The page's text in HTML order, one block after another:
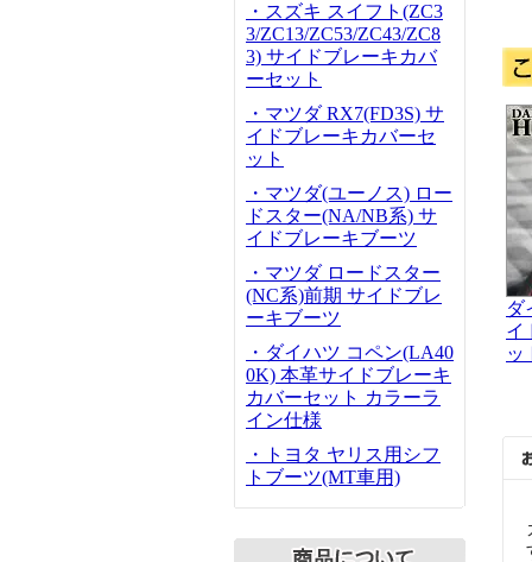
・スズキ スイフト(ZC3
3/ZC13/ZC53/ZC43/ZC8
3) サイドブレーキカバ
ーセット
・マツダ RX7(FD3S) サ
イドブレーキカバーセ
ット
・マツダ(ユーノス) ロー
ドスター(NA/NB系) サ
イドブレーキブーツ
・マツダ ロードスター
(NC系)前期 サイドブレ
ーキブーツ
・ダイハツ コペン(LA40
0K) 本革サイドブレーキ
カバーセット カラーラ
イン仕様
・トヨタ ヤリス用シフ
トブーツ(MT車用)
ダ
イ
ッ